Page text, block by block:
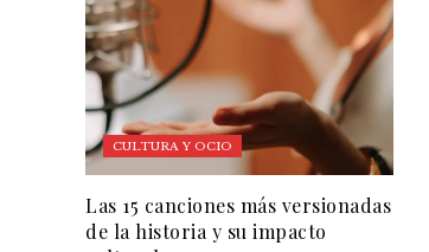
CULTURA Y OCIO
Las 15 canciones más versionadas
de la historia y su impacto